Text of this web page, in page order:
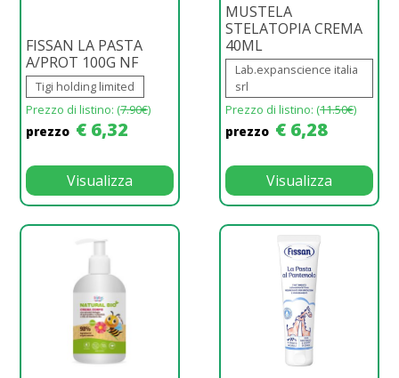
FISSAN LA PASTA
A/PROT 100G NF
Tigi holding limited
Prezzo di listino: (7.90€)
prezzo € 6,32
Visualizza
MUSTELA
STELATOPIA CREMA
40ML
Lab.expanscience italia
srl
Prezzo di listino: (11.50€)
prezzo € 6,28
Visualizza